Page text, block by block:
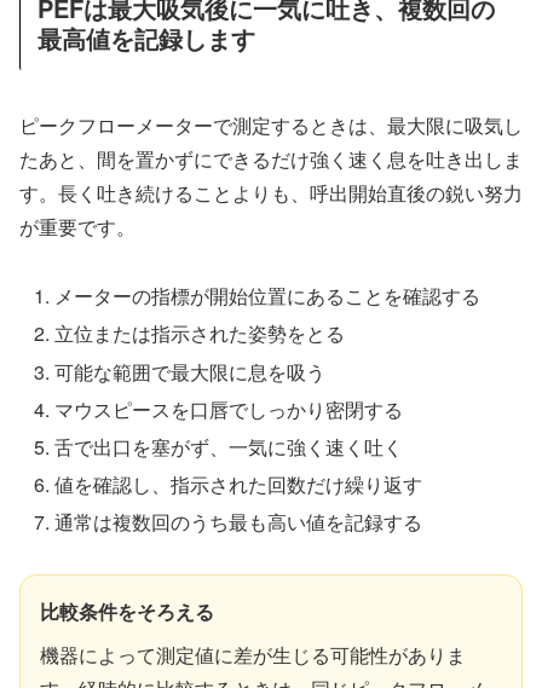
PEFは最大吸気後に一気に吐き、複数回の
最高値を記録します
ピークフローメーターで測定するときは、最大限に吸気し
たあと、間を置かずにできるだけ強く速く息を吐き出しま
す。長く吐き続けることよりも、呼出開始直後の鋭い努力
が重要です。
メーターの指標が開始位置にあることを確認する
立位または指示された姿勢をとる
可能な範囲で最大限に息を吸う
マウスピースを口唇でしっかり密閉する
舌で出口を塞がず、一気に強く速く吐く
値を確認し、指示された回数だけ繰り返す
通常は複数回のうち最も高い値を記録する
比較条件をそろえる
機器によって測定値に差が生じる可能性がありま